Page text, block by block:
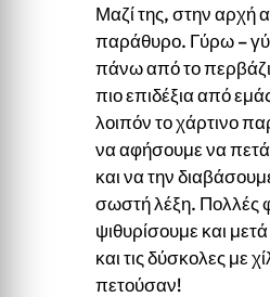
Μαζί της, στην αρχή
παράθυρο. Γύρω –
πάνω από το περβάζι
πιο επιδέξια από
λοιπόν το χάρτινο
να αφήσουμε να
και να την
σωστή λέξη. Πολλές
ψιθυρίσουμε και
και τις δύσκολες με
πετούσαν!